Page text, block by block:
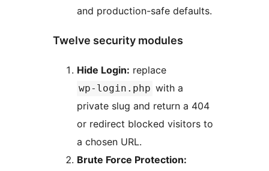
and production-safe defaults.
Twelve security modules
Hide Login: replace
wp-login.php with a
private slug and return a 404
or redirect blocked visitors to
a chosen URL.
Brute Force Protection: